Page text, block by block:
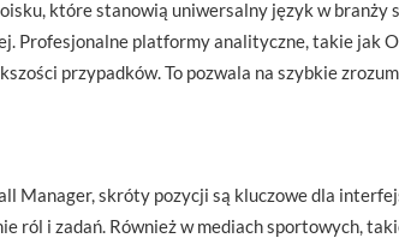
które stanowią uniwersalny język w branży
Profesjonalne platformy analityczne, takie jak
przypadków. To pozwala na szybkie
Manager, skróty pozycji są kluczowe dla
ról i zadań. Również w mediach sportowych,